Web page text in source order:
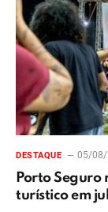
DESTAQUE 05/08/
Porto
turístico em